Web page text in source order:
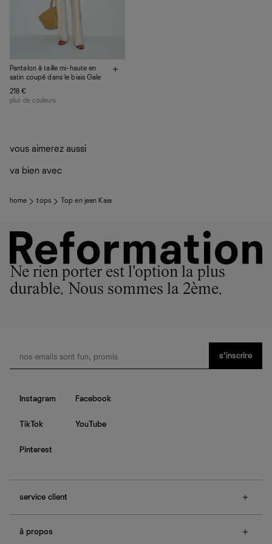
Pantalon à taille mi-haute en
satin coupé dans le biais Gale
218 €
plus de couleurs
vous aimerez aussi
va bien avec
home tops Top en jean Kaia
Ne rien porter est l'option la plus
durable. Nous sommes la 2ème.
s’inscrire
Instagram Facebook
TikTok YouTube
Pinterest
service client
contactez-nous
à propos